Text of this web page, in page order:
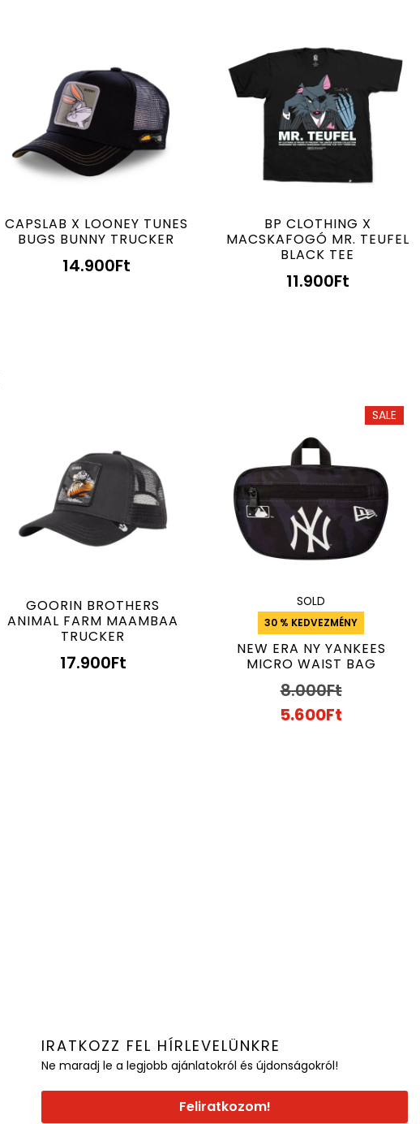
CAPSLAB X LOONEY TUNES
BUGS BUNNY TRUCKER
14.900Ft
BP CLOTHING X
MACSKAFOGÓ MR. TEUFEL
BLACK TEE
11.900Ft
GOORIN BROTHERS
ANIMAL FARM MAAMBAA
TRUCKER
17.900Ft
SALE
SOLD
30 % KEDVEZMÉNY
NEW ERA NY YANKEES
MICRO WAIST BAG
8.000Ft
5.600Ft
IRATKOZZ FEL HÍRLEVELÜNKRE
Ne maradj le a legjobb ajánlatokról és újdonságokról!
Feliratkozom!